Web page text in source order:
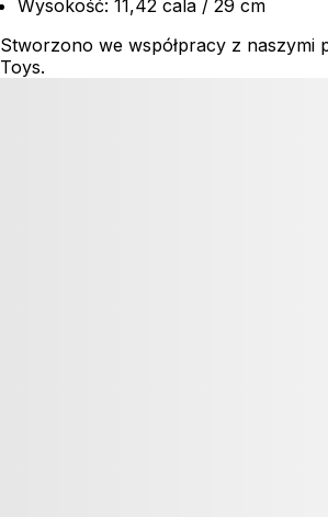
Wysokość: 11,42 cala / 29 cm
Stworzono we współpracy z naszymi
Toys.